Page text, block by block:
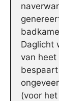
Daglicht
van heet
(voor